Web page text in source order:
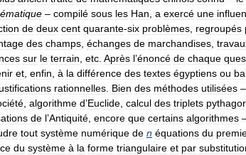
– compilé sous les Han a exercé une
de deux cent quarante-six problèmes regroupés
des champs échanges de marchandises
sur le terrain etc Après l’énoncé de chaque
et enfin à la différence des textes égyptiens ou
rationnelles Bien des méthodes utilisées –
algorithme d’Euclide calcul des triplets
de l’Antiquité encore que certains algorithmes
tout système numérique de n équations du
du système à la forme triangulaire et par